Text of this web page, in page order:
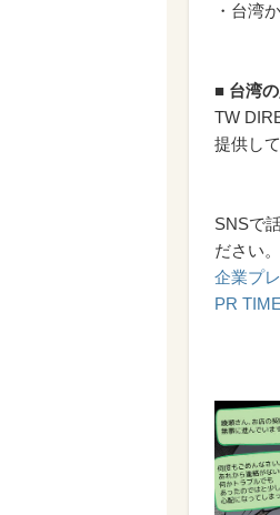
・台湾
■ 台湾
TW
提供し
SNSで
ださい。
企業プ
PR